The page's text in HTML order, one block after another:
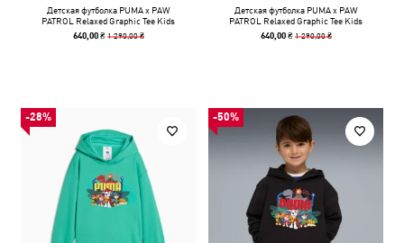
Детская футболка PUMA x PAW
PATROL Relaxed Graphic Tee Kids
640,00 ₴ 1 290,00 ₴
Детская футболка PUMA x PAW
PATROL Relaxed Graphic Tee Kids
640,00 ₴ 1 290,00 ₴
-28% -50%